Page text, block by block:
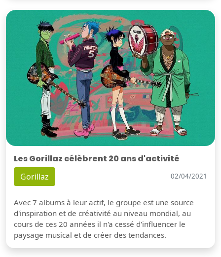
Les Gorillaz célèbrent 20 ans d'activité
Gorillaz 02/04/2021
Avec 7 albums à leur actif, le groupe est une source
d'inspiration et de créativité au niveau mondial, au
cours de ces 20 années il n'a cessé d'influencer le
paysage musical et de créer des tendances.